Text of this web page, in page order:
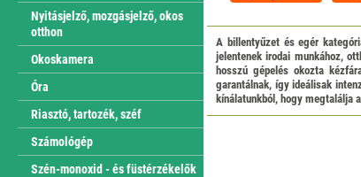
Nyitásjelző, mozgásjelző, okos
otthon
Okoskamera
Óra
Riasztó, tartozék, széf
Számológép
Szén-monoxid - és füstérzékelők
A billentyűzet és egér
jelentenek irodai munkához,
hosszú gépelés okozta
garantálnak, így ideálisak
kínálatunkból, hogy megtalálja